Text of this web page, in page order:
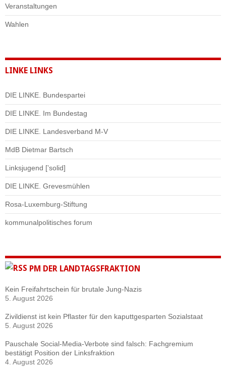
Veranstaltungen
Wahlen
LINKE LINKS
DIE LINKE. Bundespartei
DIE LINKE. Im Bundestag
DIE LINKE. Landesverband M-V
MdB Dietmar Bartsch
Linksjugend [’solid]
DIE LINKE. Grevesmühlen
Rosa-Luxemburg-Stiftung
kommunalpolitisches forum
PM DER LANDTAGSFRAKTION
Kein Freifahrtschein für brutale Jung-Nazis
5. August 2026
Zivildienst ist kein Pflaster für den kaputtgesparten Sozialstaat
5. August 2026
Pauschale Social-Media-Verbote sind falsch: Fachgremium
bestätigt Position der Linksfraktion
4. August 2026